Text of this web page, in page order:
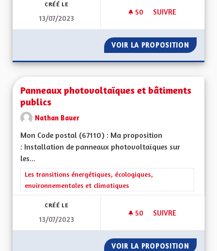
CRÉÉ LE
13/07/2023
50 50 ABONNÉS
SUIVRE
VOIR LA PROPOSITION TOITS
Panneaux photovoltaïques et bâtiments
publics
Nathan Bauer
Mon Code postal (67110) : Ma proposition
: Installation de panneaux photovoltaïques sur
les...
Filtrer les résultats de la catégorie : Les transitions
Les transitions énergétiques, écologiques,
environnementales et climatiques
CRÉÉ LE
13/07/2023
50 50 ABONNÉS
SUIVRE
VOIR LA PROPOSITION